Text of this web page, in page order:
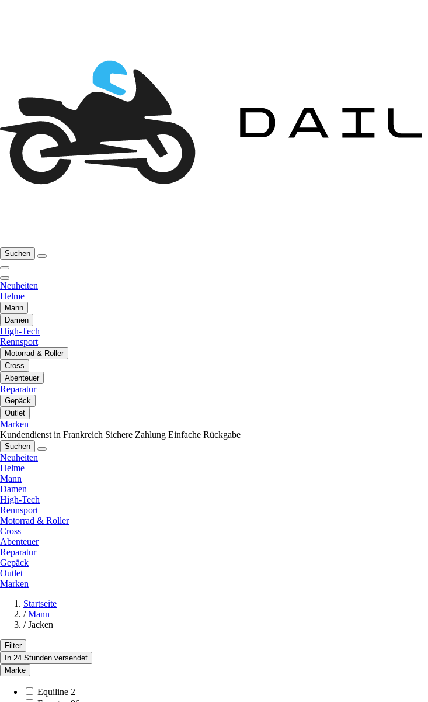
Suchen
Neuheiten
Helme
Mann
Damen
High-Tech
Rennsport
Motorrad & Roller
Cross
Abenteuer
Reparatur
Gepäck
Outlet
Marken
Kundendienst in Frankreich Sichere Zahlung Einfache Rückgabe
Suchen
Neuheiten
Helme
Mann
Damen
High-Tech
Rennsport
Motorrad & Roller
Cross
Abenteuer
Reparatur
Gepäck
Outlet
Marken
Startseite
/ Mann
/ Jacken
Filter
In 24 Stunden versendet
Marke
Equiline 2